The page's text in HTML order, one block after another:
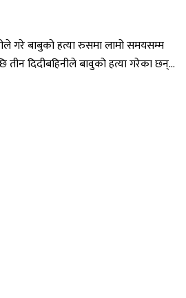
गरे बाबुको हत्या रुसमा लामो समयसम्म
दिदीबहिनीले बावुको हत्या गरेका छन्...